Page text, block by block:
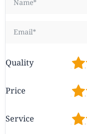
Quality 2
Price 2
Service 2